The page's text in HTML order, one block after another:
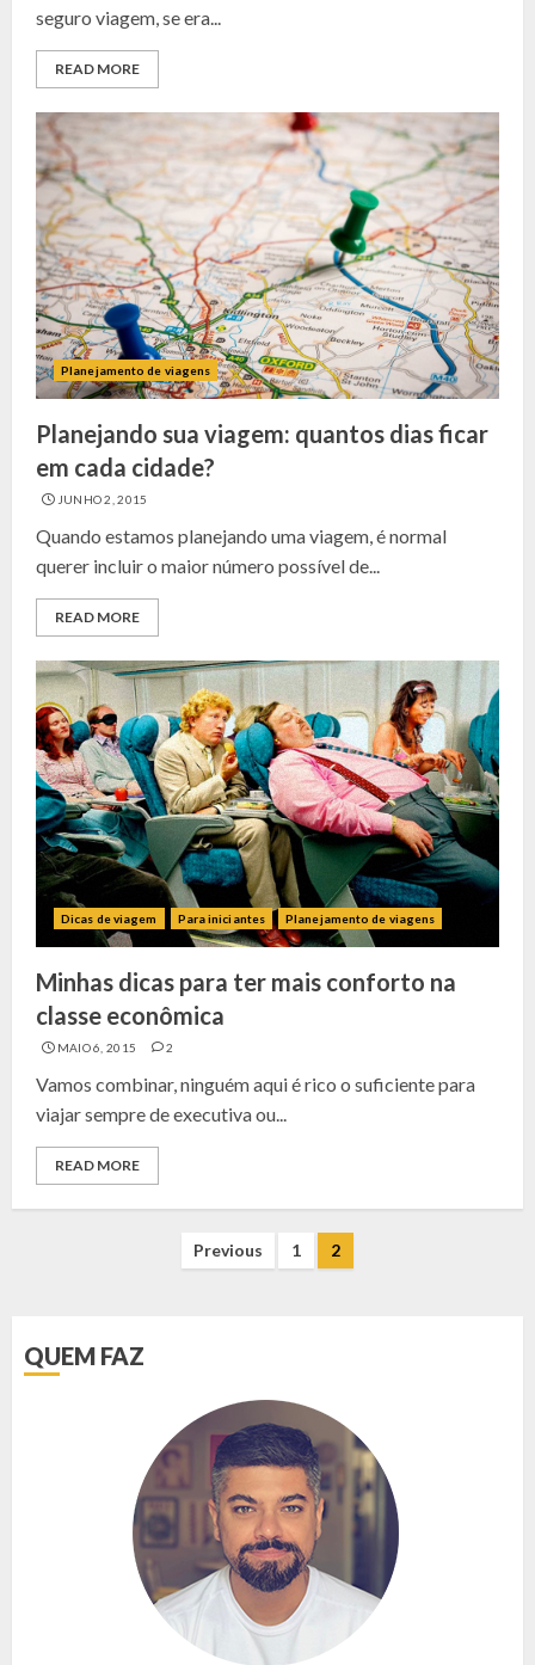
seguro viagem, se era...
READ MORE
Planejamento de viagens
Planejando sua viagem: quantos dias ficar
em cada cidade?
JUNHO 2, 2015
Quando estamos planejando uma viagem, é normal
querer incluir o maior número possível de...
READ MORE
Dicas de viagem Para iniciantes Planejamento de viagens
Minhas dicas para ter mais conforto na
classe econômica
MAIO 6, 2015 2
Vamos combinar, ninguém aqui é rico o suficiente para
viajar sempre de executiva ou...
READ MORE
NAVEGAÇÃO
POSTS
Previous 1 2
QUEM FAZ